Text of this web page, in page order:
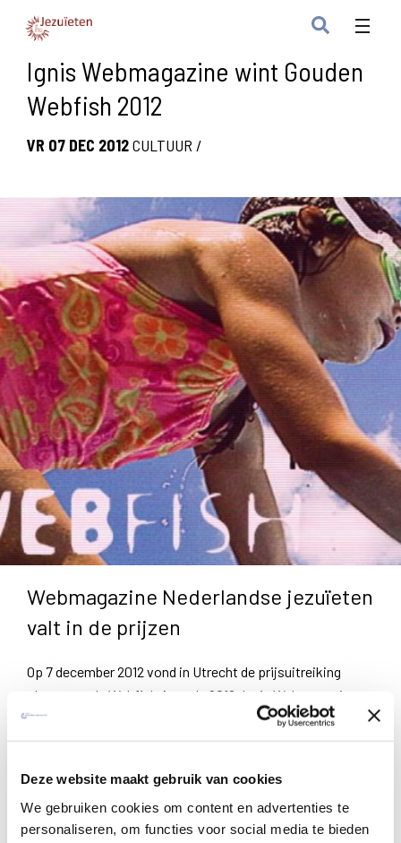
Deze website maakt gebruik van cookies
We gebruiken cookies om content en advertenties te
personaliseren, om functies voor social media te bieden
Ignis Webmagazine wint Gouden
Webfish 2012
VR 07 DEC 2012CULTUUR /
Webmagazine Nederlandse jezuïeten
valt in de prijzen
Op 7 december 2012 vond in Utrecht de prijsuitreiking
plaats van de Webfish Awards 2012. Ignis Webmagazine
werd laureaat in de caterogie "Organisaties".
De Webfish Awards worden uitgereikt aan de beste
christelijke bijdragen op het internet binnen het